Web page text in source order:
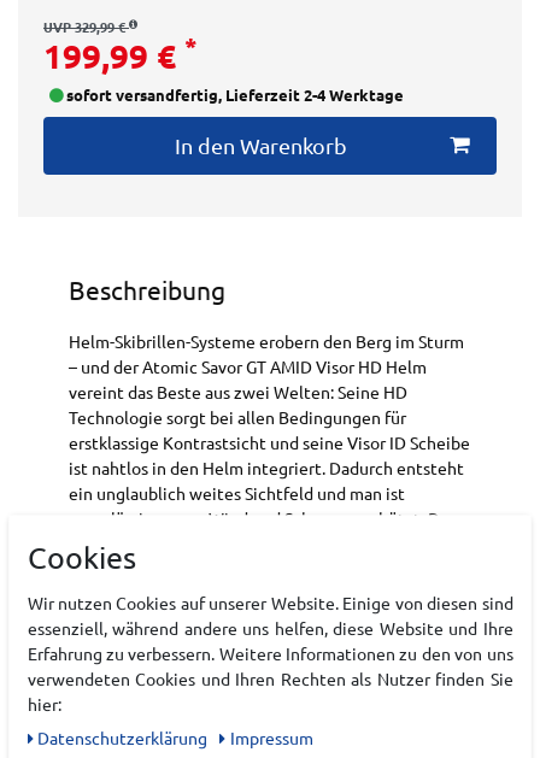
UVP 329,99 €
199,99 € *
sofort versandfertig, Lieferzeit 2-4 Werktage
In den Warenkorb
Beschreibung
Helm-Skibrillen-Systeme erobern den Berg im Sturm
– und der Atomic Savor GT AMID Visor HD Helm
vereint das Beste aus zwei Welten: Seine HD
Technologie sorgt bei allen Bedingungen für
erstklassige Kontrastsicht und seine Visor ID Scheibe
ist nahtlos in den Helm integriert. Dadurch entsteht
ein unglaublich weites Sichtfeld und man ist
zuverlässig gegen Wind und Schnee geschützt. Der
GT überzeugt mit Dreifachschutz, bestehend aus Tri-
Brid Schale, Holo Core und AMID (Atomic Multi-
directional Impact Deflector) Technologie für bis zu
40% höheren Aufprallschutz, als die Industrie-
Sicherheitsnorm fordert. Obendrein ist er noch
extrem bequem zu tragen: Dank Atomic Live Fit
Spaß am Berg!
Cookies
Wir nutzen Cookies auf unserer Website. Einige von diesen sind
essenziell, während andere uns helfen, diese Website und Ihre
Erfahrung zu verbessern. Weitere Informationen zu den von uns
verwendeten Cookies und Ihren Rechten als Nutzer finden Sie
hier:
Daten­schutz­erklärung
Impressum